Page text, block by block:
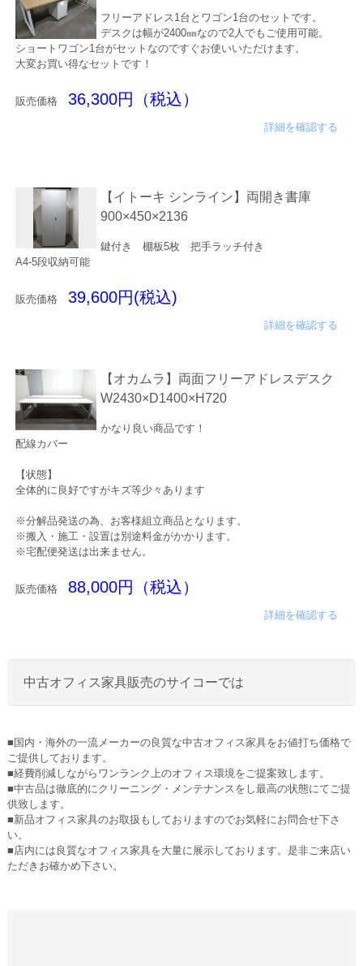
フリーアドレス1台とワゴン1台のセットです。
デスクは幅が2400㎜なので2人でもご使用可能。
ショートワゴン1台がセットなのですぐお使いいただけます。
大変お買い得なセットです！
販売価格 36,300円（税込）
詳細を確認する
【イトーキ シンライン】両開き書庫
900×450×2136
鍵付き 棚板5枚 把手ラッチ付き
A4-5段収納可能
販売価格 39,600円(税込)
詳細を確認する
【オカムラ】両面フリーアドレスデスク
W2430×D1400×H720
かなり良い商品です！
配線カバー
【状態】
全体的に良好ですがキズ等少々あります
※分解品発送の為、お客様組立商品となります。
※搬入・施工・設置は別途料金がかかります。
※宅配便発送は出来ません。
販売価格 88,000円（税込）
詳細を確認する
中古オフィス家具販売のサイコーでは
■国内・海外の一流メーカーの良質な中古オフィス家具をお値打ち価格で
ご提供しております。
■経費削減しながらワンランク上のオフィス環境をご提案致します。
■中古品は徹底的にクリーニング・メンテナンスをし最高の状態にてご提
供致します。
■新品オフィス家具のお取扱もしておりますのでお気軽にお問合せ下さ
い。
■店内には良質なオフィス家具を大量に展示しております。是非ご来店い
ただきお確かめ下さい。